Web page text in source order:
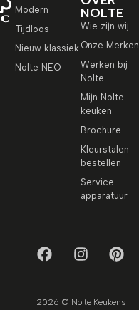
Modern
Tijdloos
Nieuw klassiek
Nolte NEO
NOLTE
Wie zijn wij
Onze Merken
Werken bij
Nolte
Mijn Nolte-
keuken
Brochure
Kleurstalen
bestellen
Service
apparatuur
2026 © Nolte Keukens